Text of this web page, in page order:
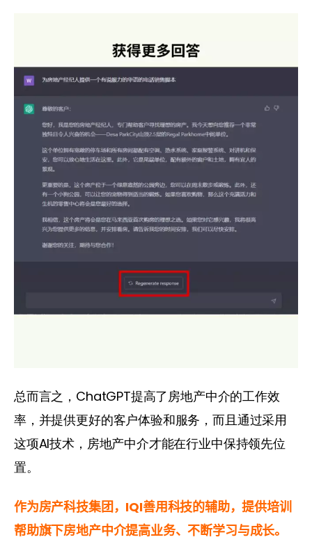
总而言之，ChatGPT提高了房地产中介的工作效
率，并提供更好的客户体验和服务，而且通过采用
这项AI技术，房地产中介才能在行业中保持领先位
置。
作为房产科技集团，IQI善用科技的辅助，提供培训
帮助旗下房地产中介提高业务、不断学习与成长。